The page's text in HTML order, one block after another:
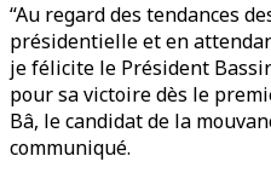
“Au regard des tendances
présidentielle et en
je félicite le Président
pour sa victoire dès le
Bâ, le candidat de la
communiqué.